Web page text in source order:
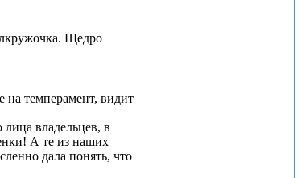
Щедро
темперамент, видит
владельцев, в
А те из наших
дала понять, что